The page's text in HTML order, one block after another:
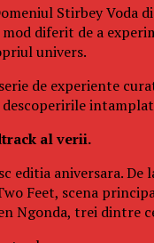
Stirbey
mod diferit de a
univers.
de experiente
al verii.
editia aniversara.
Feet, scena
Ngonda, trei